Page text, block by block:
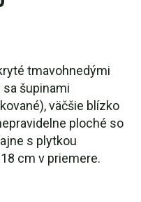
tmavohnedými
šupinami
väčšie blízko
ploché so
s plytkou
cm v priemere.